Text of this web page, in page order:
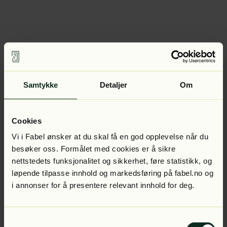
Samtykke Detaljer Om
Cookies
Vi i Fabel ønsker at du skal få en god opplevelse når du
besøker oss. Formålet med cookies er å sikre
nettstedets funksjonalitet og sikkerhet, føre statistikk, og
løpende tilpasse innhold og markedsføring på fabel.no og
i annonser for å presentere relevant innhold for deg.